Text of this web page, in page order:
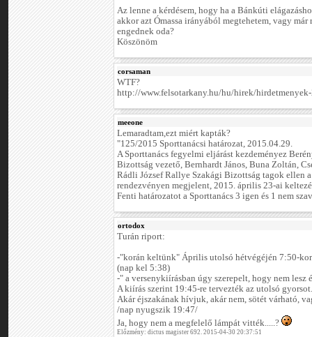
Az lenne a kérdésem, hogy ha a Bánkúti
akkor azt Ómassa irányából megtehetem, vagy már
engednek oda?
Köszönöm
corsaman
WTF?
http://www.felsotarkany.hu/hu/hirek/
meeone
Lemaradtam,ezt miért kapták?
"125/2015 Sporttanácsi határozat, 2015.04.29.
A Sporttanács fegyelmi eljárást kezdeményez
Bizottság vezető, Bernhardt János, Buna Zoltán,
Rádli József Rallye Szakági Bizottság tagok ellen
rendezvényen megjelent, 2015. április 23-ai
Fenti határozatot a Sporttanács 3 igen és 1 nem
ortodox
Turán riport:
-"korán keltünk" Április utolsó hétvégéjén 7:50-
(nap kel 5:38)
-" a versenykiírásban úgy szerepelt, hogy nem lesz
A kiírás szerint 19:45-re tervezték az utolsó gyorsot.
Akár éjszakának hívjuk, akár nem, sötét várható,
/nap nyugszik 19:47/
Ja, hogy nem a megfelelő lámpát vitték.....?
Előzmény: dictus magister 692. 2015-04-30 20:37:51